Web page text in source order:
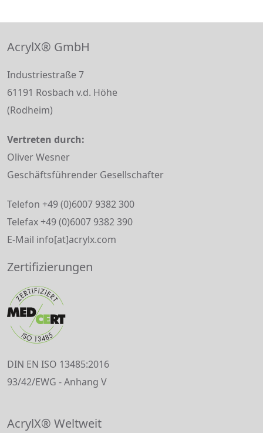
AcrylX® GmbH
Industriestraße 7
61191 Rosbach v.d. Höhe
(Rodheim)
Vertreten durch:
Oliver Wesner
Geschäftsführender Gesellschafter
Telefon +49 (0)6007 9382 300
Telefax +49 (0)6007 9382 390
E-Mail info[at]acrylx.com
Zertifizierungen
DIN EN ISO 13485:2016
93/42/EWG - Anhang V
AcrylX® Weltweit